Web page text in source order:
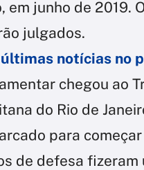
em junho de 2019.
julgados.
últimas notícias no
chegou ao
do Rio de
para
de defesa